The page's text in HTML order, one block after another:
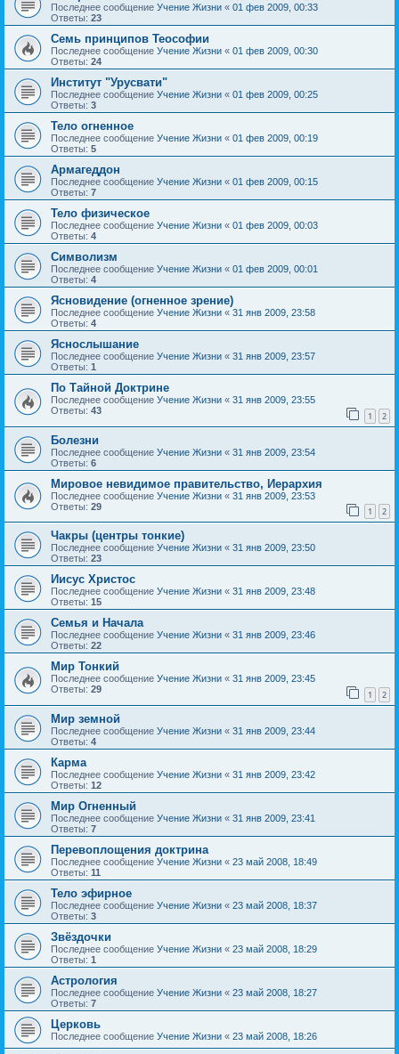
Последнее сообщение Учение Жизни « 01 фев 2009, 00:33
Ответы: 23
Семь принципов Теософии
Последнее сообщение Учение Жизни « 01 фев 2009, 00:30
Ответы: 24
Институт "Урусвати"
Последнее сообщение Учение Жизни « 01 фев 2009, 00:25
Ответы: 3
Тело огненное
Последнее сообщение Учение Жизни « 01 фев 2009, 00:19
Ответы: 5
Армагеддон
Последнее сообщение Учение Жизни « 01 фев 2009, 00:15
Ответы: 7
Тело физическое
Последнее сообщение Учение Жизни « 01 фев 2009, 00:03
Ответы: 4
Символизм
Последнее сообщение Учение Жизни « 01 фев 2009, 00:01
Ответы: 4
Ясновидение (огненное зрение)
Последнее сообщение Учение Жизни « 31 янв 2009, 23:58
Ответы: 4
Яснослышание
Последнее сообщение Учение Жизни « 31 янв 2009, 23:57
Ответы: 1
По Тайной Доктрине
Последнее сообщение Учение Жизни « 31 янв 2009, 23:55
Ответы: 43 1 2
Болезни
Последнее сообщение Учение Жизни « 31 янв 2009, 23:54
Ответы: 6
Мировое невидимое правительство, Иерархия
Последнее сообщение Учение Жизни « 31 янв 2009, 23:53
Ответы: 29 1 2
Чакры (центры тонкие)
Последнее сообщение Учение Жизни « 31 янв 2009, 23:50
Ответы: 23
Иисус Христос
Последнее сообщение Учение Жизни « 31 янв 2009, 23:48
Ответы: 15
Семья и Начала
Последнее сообщение Учение Жизни « 31 янв 2009, 23:46
Ответы: 22
Мир Тонкий
Последнее сообщение Учение Жизни « 31 янв 2009, 23:45
Ответы: 29 1 2
Мир земной
Последнее сообщение Учение Жизни « 31 янв 2009, 23:44
Ответы: 4
Карма
Последнее сообщение Учение Жизни « 31 янв 2009, 23:42
Ответы: 12
Мир Огненный
Последнее сообщение Учение Жизни « 31 янв 2009, 23:41
Ответы: 7
Перевоплощения доктрина
Последнее сообщение Учение Жизни « 23 май 2008, 18:49
Ответы: 11
Тело эфирное
Последнее сообщение Учение Жизни « 23 май 2008, 18:37
Ответы: 3
Звёздочки
Последнее сообщение Учение Жизни « 23 май 2008, 18:29
Ответы: 1
Астрология
Последнее сообщение Учение Жизни « 23 май 2008, 18:27
Ответы: 7
Церковь
Последнее сообщение Учение Жизни « 23 май 2008, 18:26